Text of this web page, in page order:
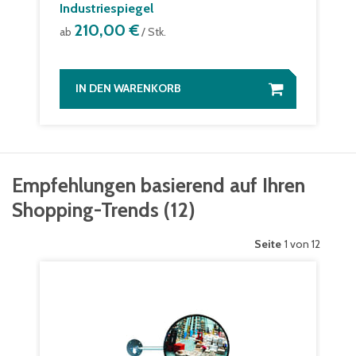
Industriespiegel
ab 210,00 €/ Stk.
IN DEN WARENKORB
Empfehlungen basierend auf Ihren
Shopping-Trends (12)
Seite 1 von 12